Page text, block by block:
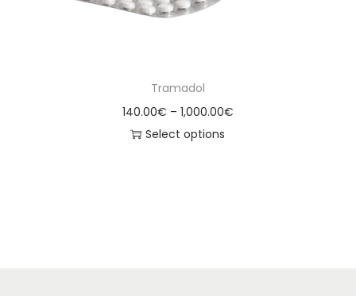
Tramadol
140.00€ – 1,000.00€
Select options